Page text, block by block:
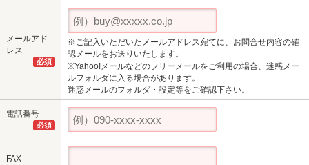
メールアド
レス
必須
※ご記入いただいたメールアドレス宛てに、お問合せ内容の確
認メールをお送りいたします。
※Yahoo!メールなどのフリーメールをご利用の場合、迷惑メー
ルフォルダに入る場合があります。
迷惑メールのフォルダ・設定等をご確認下さい。
電話番号
必須
FAX